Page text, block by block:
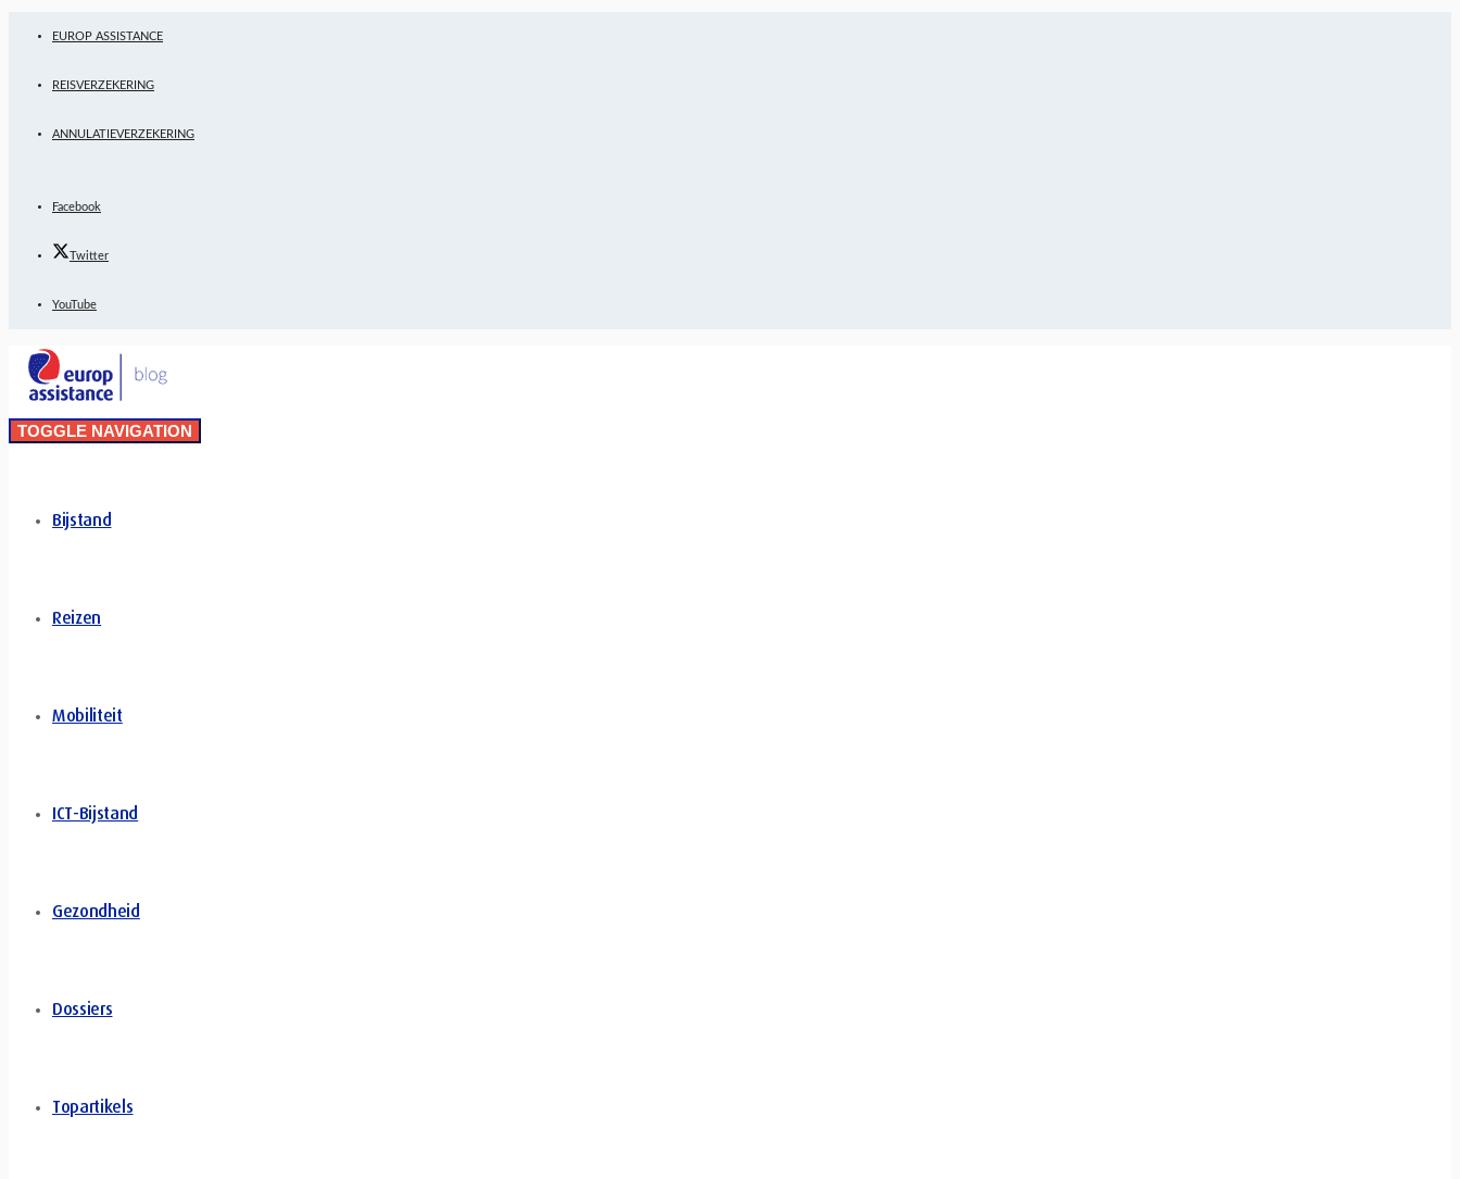
EUROP ASSISTANCE
REISVERZEKERING
ANNULATIEVERZEKERING
Facebook
Twitter
YouTube
TOGGLE NAVIGATION
Bijstand
Reizen
Mobiliteit
ICT-Bijstand
Gezondheid
Dossiers
Topartikels